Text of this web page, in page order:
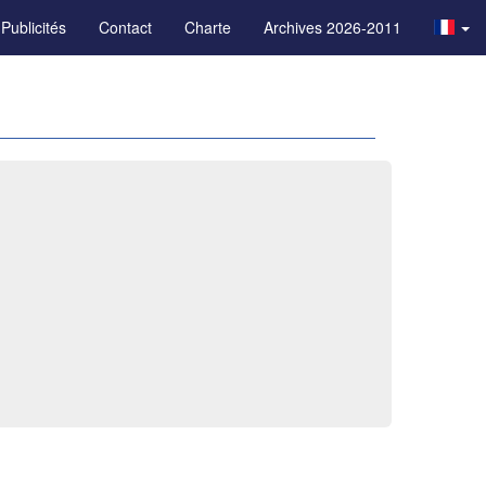
Publicités Contact Charte Archives 2026-2011